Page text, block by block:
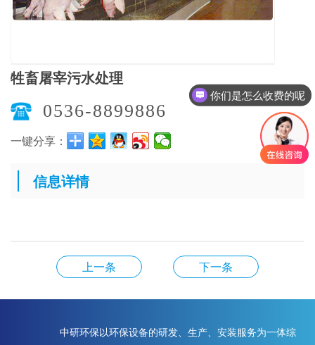
牲畜屠宰污水处理
0536-8899886
一键分享：
信息详情
上一条 下一条
中研环保以环保设备的研发、生产、安装服务为一体综
你们是怎么收费的呢